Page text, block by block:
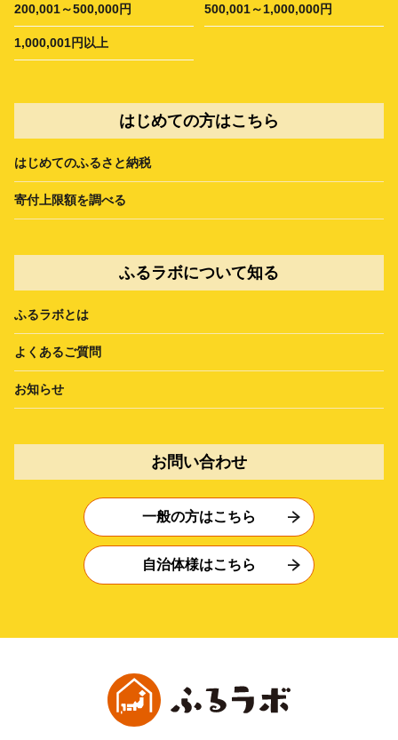
200,001～500,000円 500,001～1,000,000円
1,000,001円以上
はじめての方はこちら
はじめてのふるさと納税
寄付上限額を調べる
ふるラボについて知る
ふるラボとは
よくあるご質問
お知らせ
お問い合わせ
一般の方はこちら
自治体様はこちら